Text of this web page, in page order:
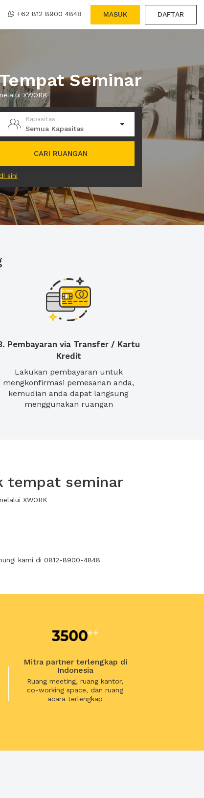
+62 812 8900 4848 MASUK DAFTAR
Seminar
XWORK
Kapasitas
Semua Kapasitas
CARI RUANGAN
sini
Pembayaran via Transfer / Kartu
Kredit
Lakukan pembayaran untuk
mengkonfirmasi pemesanan anda,
kemudian anda dapat langsung
menggunakan ruangan
tempat seminar
XWORK
kami di 0812-8900-4848
Mitra partner terlengkap di
Indonesia
Ruang meeting, ruang kantor,
co-working space, dan ruang
acara terlengkap